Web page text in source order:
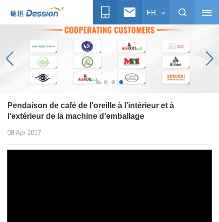
FR
Pendaison de café de l’oreille à l’intérieur et à
l’extérieur de la machine d’emballage
08 Apr 2017